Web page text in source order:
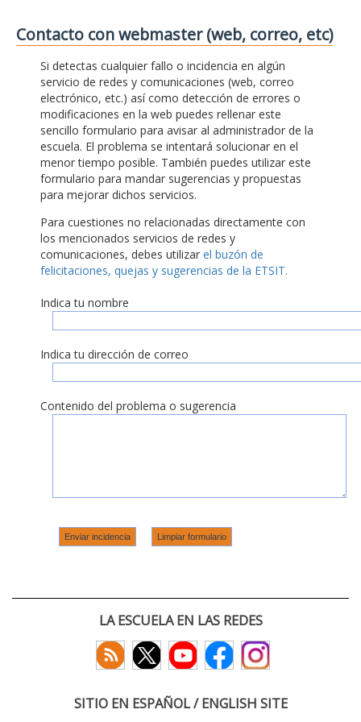
Contacto con webmaster (web, correo, etc)
Si detectas cualquier fallo o incidencia en algún
servicio de redes y comunicaciones (web, correo
electrónico, etc.) así como detección de errores o
modificaciones en la web puedes rellenar este
sencillo formulario para avisar al administrador de la
escuela. El problema se intentará solucionar en el
menor tiempo posible. También puedes utilizar este
formulario para mandar sugerencias y propuestas
para mejorar dichos servicios.
Para cuestiones no relacionadas directamente con
los mencionados servicios de redes y
comunicaciones, debes utilizar el buzón de
felicitaciones, quejas y sugerencias de la ETSIT.
Indica tu nombre
Indica tu dirección de correo
Contenido del problema o sugerencia
LA ESCUELA EN LAS REDES
SITIO EN ESPAÑOL / ENGLISH SITE